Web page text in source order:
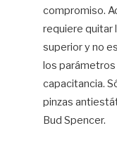
compromiso.
requiere quitar
superior y no
los
capacitancia.
pinzas
Bud Spencer.